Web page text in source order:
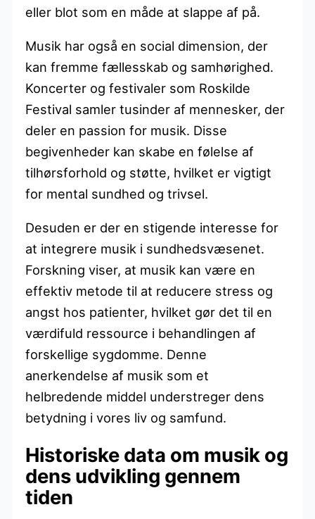
eller blot som en måde at slappe af på.
Musik har også en social dimension, der
kan fremme fællesskab og samhørighed.
Koncerter og festivaler som Roskilde
Festival samler tusinder af mennesker, der
deler en passion for musik. Disse
begivenheder kan skabe en følelse af
tilhørsforhold og støtte, hvilket er vigtigt
for mental sundhed og trivsel.
Desuden er der en stigende interesse for
at integrere musik i sundhedsvæsenet.
Forskning viser, at musik kan være en
effektiv metode til at reducere stress og
angst hos patienter, hvilket gør det til en
værdifuld ressource i behandlingen af
forskellige sygdomme. Denne
anerkendelse af musik som et
helbredende middel understreger dens
betydning i vores liv og samfund.
Historiske data om musik og
dens udvikling gennem
tiden